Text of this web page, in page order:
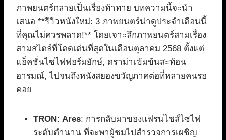
ภาพยนตร์กลายเป็นเรื่องท้าทาย บทความนี้จะนำ
เสนอ **รีวิวหนังใหม่: 3 ภาพยนตร์น่าดูประจำเดือนนี้
ที่คุณไม่ควรพลาด!** โดยเจาะลึกภาพยนตร์สามเรื่อง
สามสไตล์ที่โดดเด่นที่สุดในเดือนตุลาคม 2568 ตั้งแต่
แอ็คชั่นไซไฟฟอร์มยักษ์, ดราม่าเข้มข้นสะท้อน
อารมณ์, ไปจนถึงหนังสยองขวัญภาคต่อที่หลายคนรอ
คอย
TRON: Ares: การกลับมาของแฟรนไชส์ไซไฟ
ระดับตำนาน ที่จะพาผู้ชมไปสำรวจการเผชิญ